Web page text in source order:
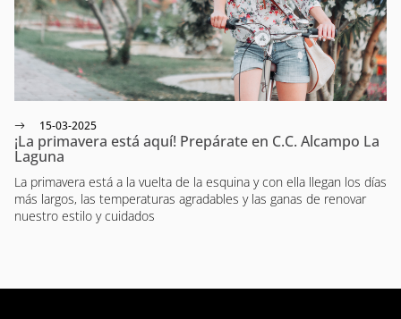
15-03-2025
¡La primavera está aquí! Prepárate en C.C. Alcampo La
Laguna
La primavera está a la vuelta de la esquina y con ella llegan los días
más largos, las temperaturas agradables y las ganas de renovar
nuestro estilo y cuidados